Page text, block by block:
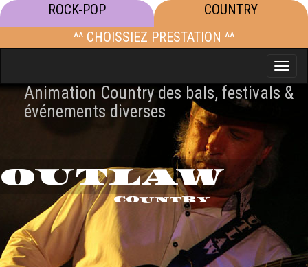
ROCK-POP
COUNTRY
^^ CHOISSIEZ PRESTATION ^^
Toggle
Animation Country des bals, festivals &
événements diverses
OUTLAW
COUNTRY